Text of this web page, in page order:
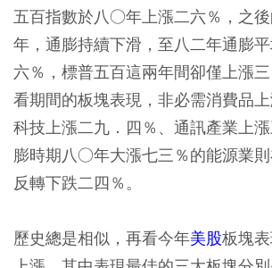
五百指數於八○年上漲二六％，之
年，通膨持續下滑，至八二年通膨平
六％，標普五百這兩年間卻僅上漲
看期間的板塊表現，非必需消費品
科技上漲二九．四％、通訊產業上
膨時期八○年大漲七三％的能源業
反轉下跌二四％。
歷史總是相似，再看今年美股板塊